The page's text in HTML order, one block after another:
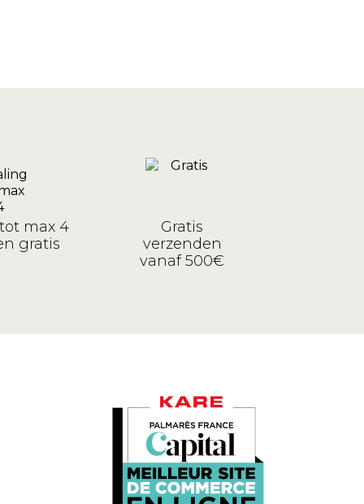
max 4
gratis
Gratis
verzenden
vanaf 500€